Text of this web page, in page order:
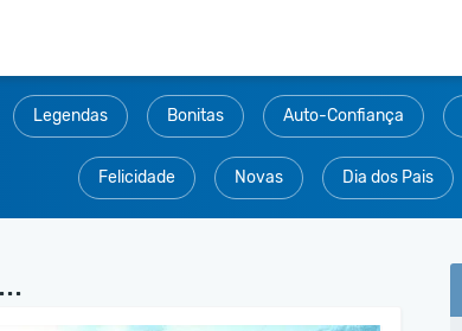
Legendas Bonitas Auto-Confiança
Felicidade Novas Dia dos Pais